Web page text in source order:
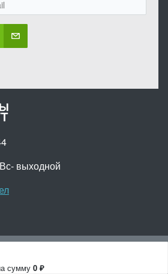
выходной
магазин Антенны ТУТ 2012
сумму 0 ₽